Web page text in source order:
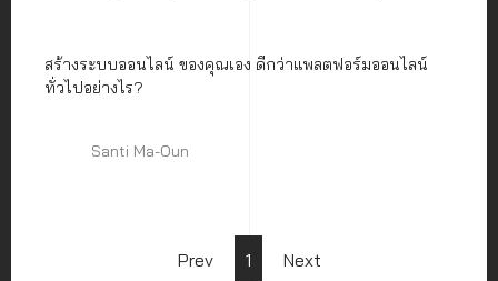
สร้างระบบออนไลน์ ของคุณเอง ดีกว่าแพลตฟอร์มออนไลน์
ทั่วไปอย่างไร?
Santi Ma-Oun
Prev 1 Next